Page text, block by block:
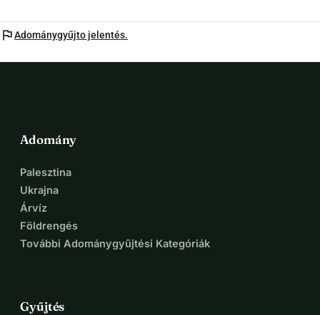
flagAdománygyűjto jelentés.
Adomány
Palesztina
Ukrajna
Árvíz
Földrengés
További Adománygyűjtési Kategóriák
Gyűjtés